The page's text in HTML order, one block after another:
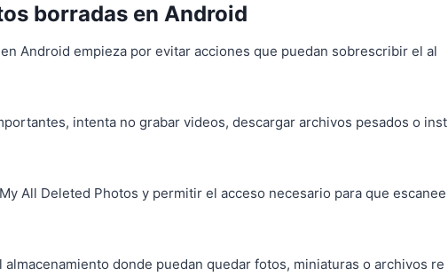
borradas en Android
Android empieza por evitar acciones que puedan sobrescribir el al
intenta no grabar videos, descargar archivos pesados o inst
All Deleted Photos y permitir el acceso necesario para que escanee
almacenamiento donde puedan quedar fotos, miniaturas o archivos re